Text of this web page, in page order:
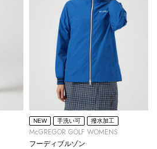
NEW 手洗い可 撥水加工
McGREGOR GOLF WOMENS
フーディブルゾン